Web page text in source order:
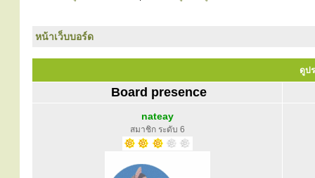
หน้าเว็บบอร์ด
ดูป
Board presence
nateay
สมาชิก ระดับ 6